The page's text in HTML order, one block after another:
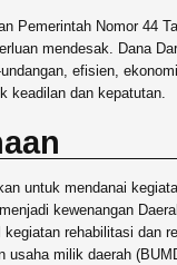
Pemerintah Nomor 44
mendesak. Dana
efisien,
keadilan dan kepatutan.
untuk mendanai
kewenangan
kegiatan rehabilitasi dan
usaha milik daerah